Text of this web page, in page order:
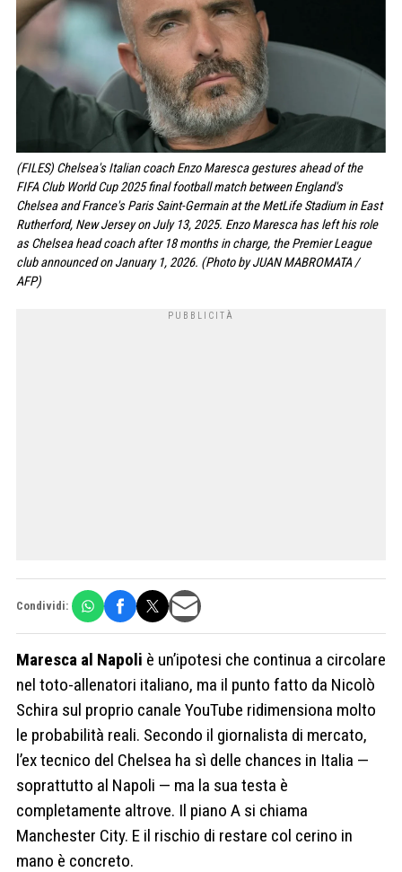
(FILES) Chelsea's Italian coach Enzo Maresca gestures ahead of the
FIFA Club World Cup 2025 final football match between England's
Chelsea and France's Paris Saint-Germain at the MetLife Stadium in East
Rutherford, New Jersey on July 13, 2025. Enzo Maresca has left his role
as Chelsea head coach after 18 months in charge, the Premier League
club announced on January 1, 2026. (Photo by JUAN MABROMATA /
AFP)
Condividi:
Maresca al Napoli è un’ipotesi che continua a circolare
nel toto-allenatori italiano, ma il punto fatto da Nicolò
Schira sul proprio canale YouTube ridimensiona molto
le probabilità reali. Secondo il giornalista di mercato,
l’ex tecnico del Chelsea ha sì delle chances in Italia —
soprattutto al Napoli — ma la sua testa è
completamente altrove. Il piano A si chiama
Manchester City. E il rischio di restare col cerino in
mano è concreto.